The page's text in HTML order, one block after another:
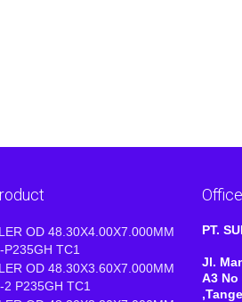
OD 48.30X4.00X7.000MM
P235GH TC1
OD 48.30X3.60X7.000MM
2 P235GH TC1
Office
PT.
Jl.
A3